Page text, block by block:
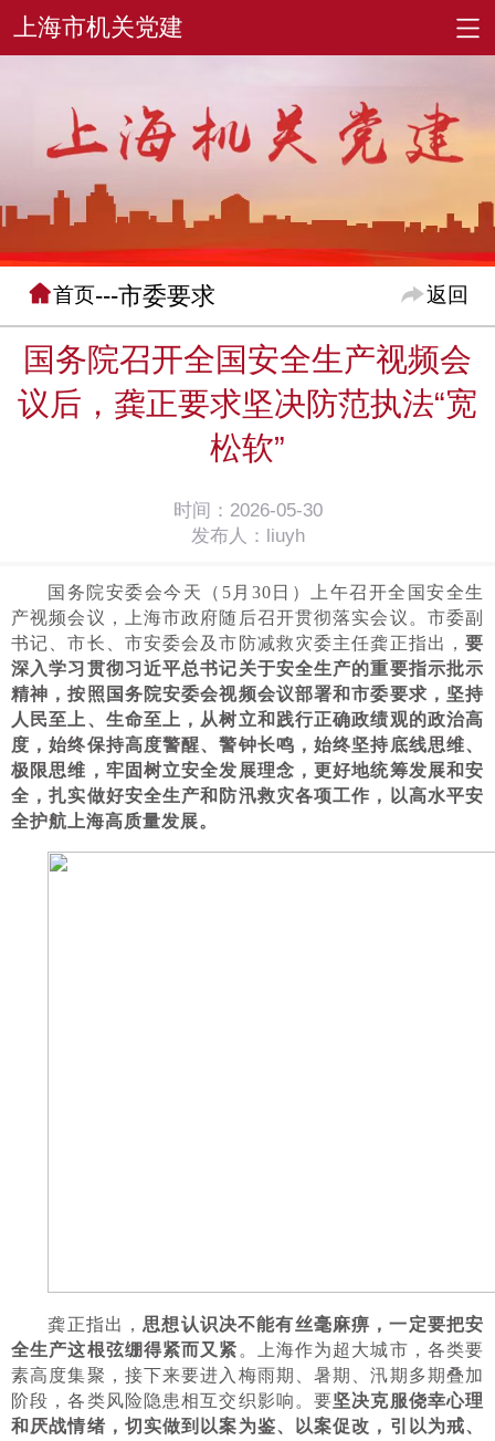
首页---市委要求 返回
国务院召开全国安全生产视频会
议后，龚正要求坚决防范执法“宽
松软”
时间：2026-05-30
发布人：liuyh
国务院安委会今天（5月30日）上午召开全国安全生
产视频会议，上海市政府随后召开贯彻落实会议。市委副
书记、市长、市安委会及市防减救灾委主任龚正指出， 要
深入学习贯彻习近平总书记关于安全生产的重要指示批示
精神，按照国务院安委会视频会议部署和市委要求，坚持
人民至上、生命至上，从树立和践行正确政绩观的政治高
度，始终保持高度警醒、警钟长鸣，始终坚持底线思维、
极限思维，牢固树立安全发展理念，更好地统筹发展和安
全，扎实做好安全生产和防汛救灾各项工作，以高水平安
全护航上海高质量发展。
龚正指出，思想认识决不能有丝毫麻痹，一定要把安
全生产这根弦绷得紧而又紧 。上海作为超大城市，各类要
素高度集聚，接下来要进入梅雨期、暑期、汛期多期叠加
阶段，各类风险隐患相互交织影响。要坚决克服侥幸心理
和厌战情绪，切实做到以案为鉴、以案促改，引以为戒、